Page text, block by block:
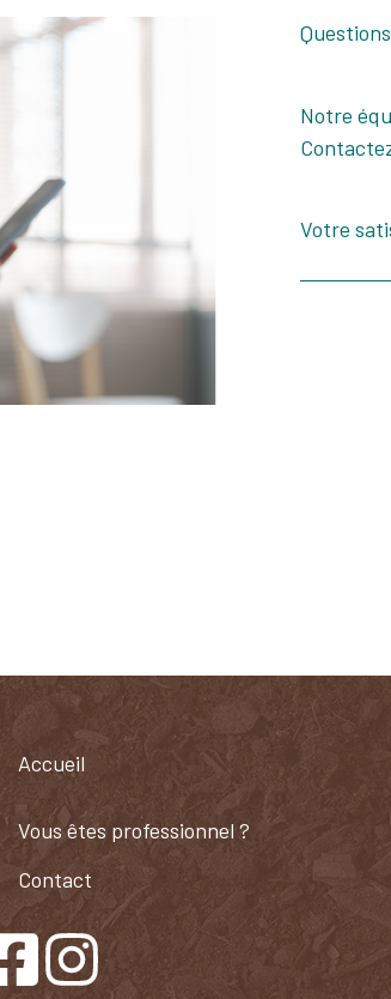
Notre
Votre
Accueil
Vous êtes professionnel ?​
Contact